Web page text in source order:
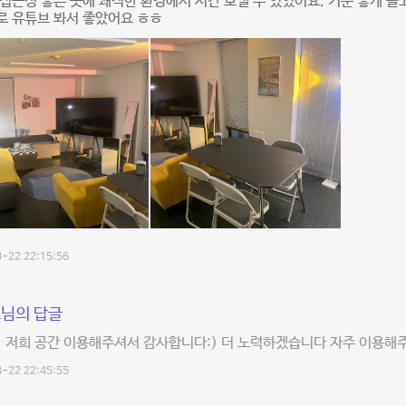
유튜브 봐서 좋았어요 ㅎㅎ
22 22:15:56
의 답글
희 공간 이용해주셔서 감사합니다:) 더 노력하겠습니다 자주 이용해
22 22:45:55